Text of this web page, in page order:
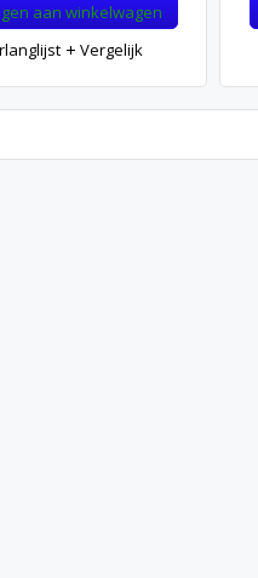
aan winkelwagen
Vergelijk